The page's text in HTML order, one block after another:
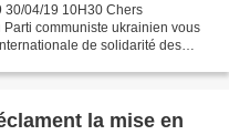
30/04/19 10H30 Chers
communiste ukrainien vous
de solidarité des
la mise en